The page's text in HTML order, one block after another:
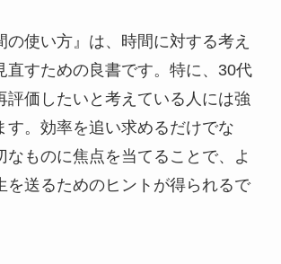
の使い方』は、時間に対する考え
直すための良書です。特に、30代
評価したいと考えている人には強
す。効率を追い求めるだけでな
なものに焦点を当てることで、よ
を送るためのヒントが得られるで